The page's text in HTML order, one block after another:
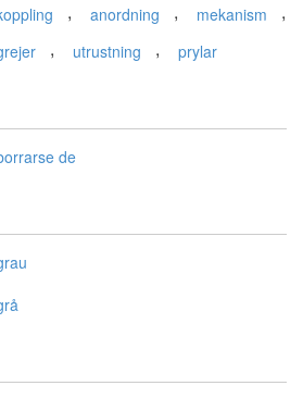
, anordning , mekanism ,
, utrustning , prylar
de